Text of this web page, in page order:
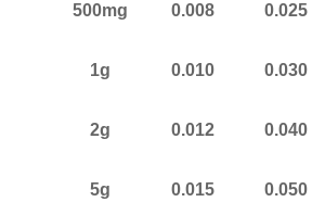
500mg 0.008 0.025
1g 0.010 0.030
2g 0.012 0.040
5g 0.015 0.050